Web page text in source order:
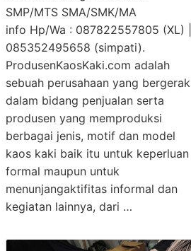
SMP/MTS SMA/SMK/MA
info Hp/Wa : 087822557805 (XL) |
085352495658 (simpati).
ProdusenKaosKaki.com adalah
sebuah perusahaan yang bergerak
dalam bidang penjualan serta
produsen yang memproduksi
berbagai jenis, motif dan model
kaos kaki baik itu untuk keperluan
formal maupun untuk
menunjangaktifitas informal dan
kegiatan lainnya, dari …